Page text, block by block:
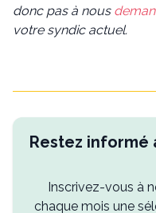
donc pas à nous
votre syndic actuel.
Restez
Inscrivez-vous à
chaque mois une